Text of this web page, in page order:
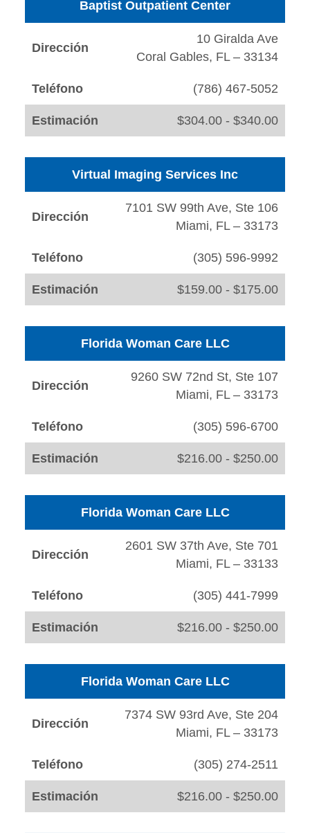
Baptist Outpatient Center
Dirección
10 Giralda Ave
Coral Gables, FL – 33134
Teléfono (786) 467-5052
Estimación $304.00 - $340.00
Virtual Imaging Services Inc
Dirección
7101 SW 99th Ave, Ste 106
Miami, FL – 33173
Teléfono (305) 596-9992
Estimación $159.00 - $175.00
Florida Woman Care LLC
Dirección
9260 SW 72nd St, Ste 107
Miami, FL – 33173
Teléfono (305) 596-6700
Estimación $216.00 - $250.00
Florida Woman Care LLC
Dirección
2601 SW 37th Ave, Ste 701
Miami, FL – 33133
Teléfono (305) 441-7999
Estimación $216.00 - $250.00
Florida Woman Care LLC
Dirección
7374 SW 93rd Ave, Ste 204
Miami, FL – 33173
Teléfono (305) 274-2511
Estimación $216.00 - $250.00